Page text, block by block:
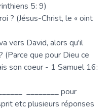
5: 9)
? (Jésus-Christ, le « oint
vers David, alors qu'il
que pour Dieu ce
son coeur - 1 Samuel 16:
________ pour
etc plusieurs réponses